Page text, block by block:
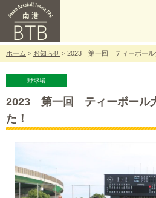
ホーム > お知らせ > 2023 第一回 ティーボール
野球場
2023 第一回 ティーボール
た！